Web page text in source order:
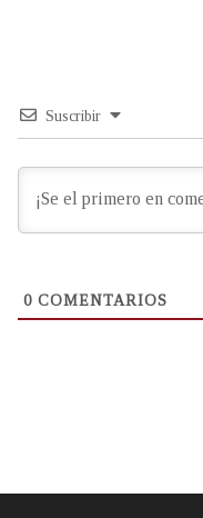
Suscribir
0 COMENTARIOS